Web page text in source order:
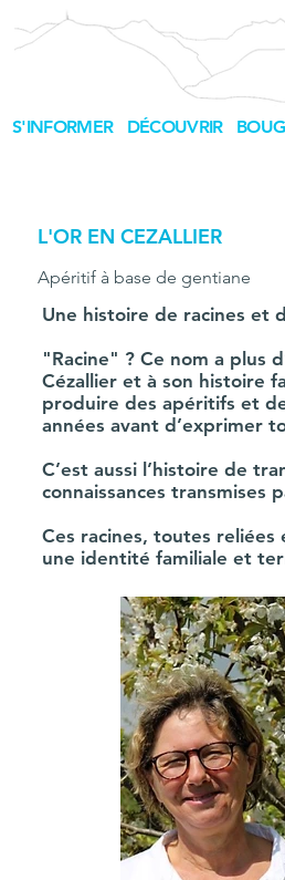
S'INFORMER DÉCOUVRIR
L'OR EN CEZALLIER
Apéritif à base de gentiane
Une histoire de racines et
"Racine" ? Ce nom a plus
Cézallier et à son histoire
produire des apéritifs et
années avant d’exprimer
C’est aussi l’histoire de
connaissances transmises
Ces racines, toutes
une identité familiale et